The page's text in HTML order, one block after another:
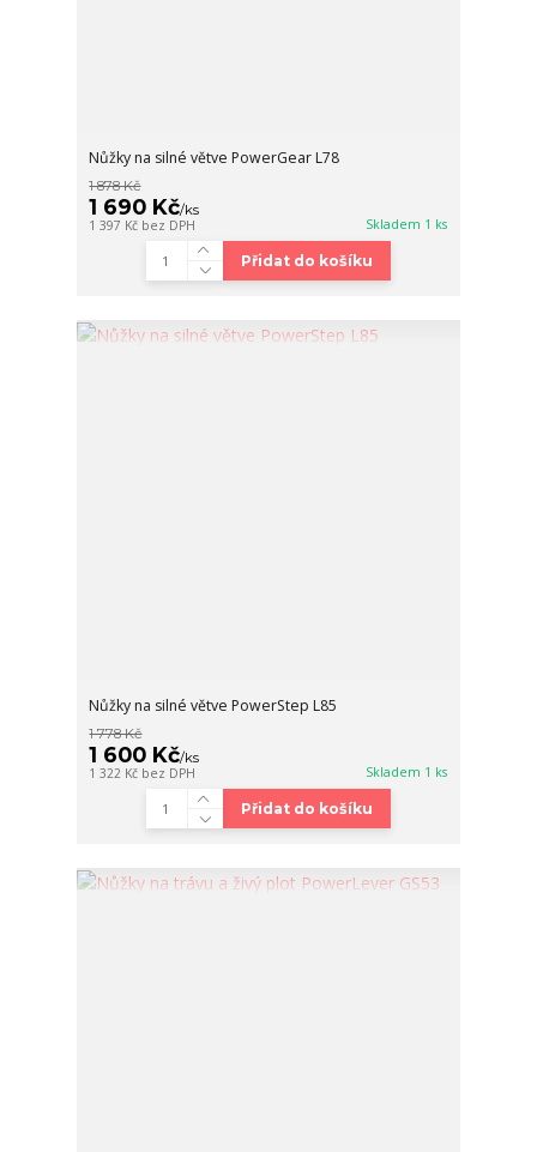
Nůžky na silné větve PowerGear L78
1 878 Kč
1 690 Kč/ks
1 397 Kč bez DPH Skladem 1 ks
Přidat do košíku
Nůžky na silné větve PowerStep L85
1 778 Kč
1 600 Kč/ks
1 322 Kč bez DPH Skladem 1 ks
Přidat do košíku